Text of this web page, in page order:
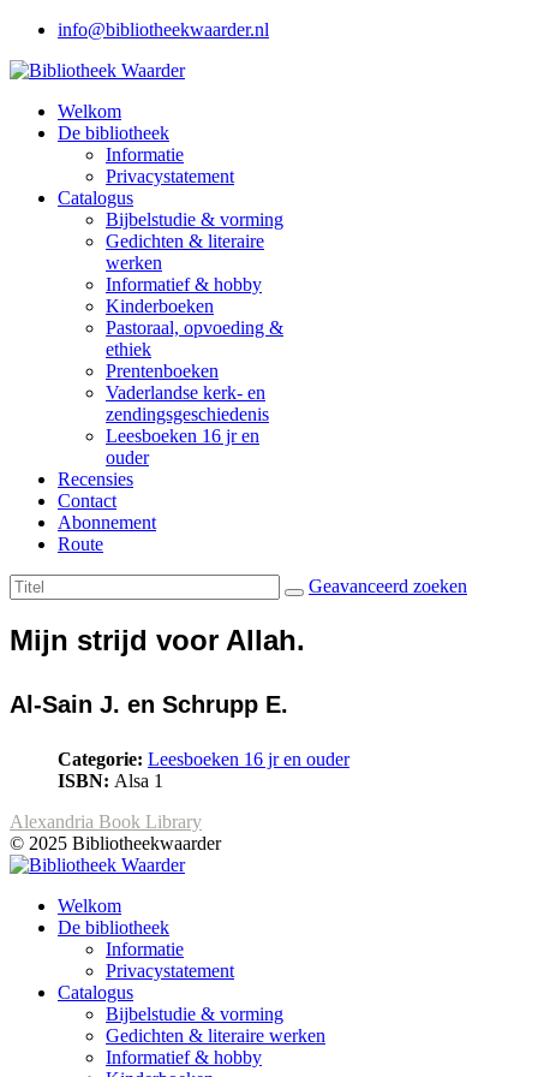
info@bibliotheekwaarder.nl
Welkom
De bibliotheek
Informatie
Privacystatement
Catalogus
Bijbelstudie & vorming
Gedichten & literaire
werken
Informatief & hobby
Kinderboeken
Pastoraal, opvoeding &
ethiek
Prentenboeken
Vaderlandse kerk- en
zendingsgeschiedenis
Leesboeken 16 jr en
ouder
Recensies
Contact
Abonnement
Route
Geavanceerd zoeken
Mijn strijd voor Allah.
Al-Sain J. en Schrupp E.
Categorie: Leesboeken 16 jr en ouder
ISBN: Alsa 1
Alexandria Book Library
© 2025 Bibliotheekwaarder
Welkom
De bibliotheek
Informatie
Privacystatement
Catalogus
Bijbelstudie & vorming
Gedichten & literaire werken
Informatief & hobby